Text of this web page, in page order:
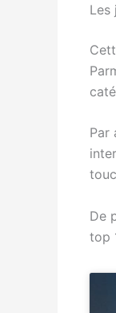
Les
Par
De
top